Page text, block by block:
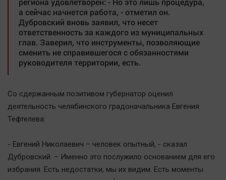
а сейчас начнется работа, - отметил он.
Дубровский вновь заявил, что несет
ответственность за каждого из муниципальных
глав. Заверил, что инструменты, позволяющие
сменить не справившегося с обязанностями
руководителя территории, есть.
Со сдержанным позитивом губернатор оценил
деятельность челябинского градоначальника Евгения
Тефтелева:
- Евгений Николаевич – человек опытный, - сказал
Дубровский. – Именно это послужило основанием для его
избрания. Есть недостатки, мы их видим. Есть моменты